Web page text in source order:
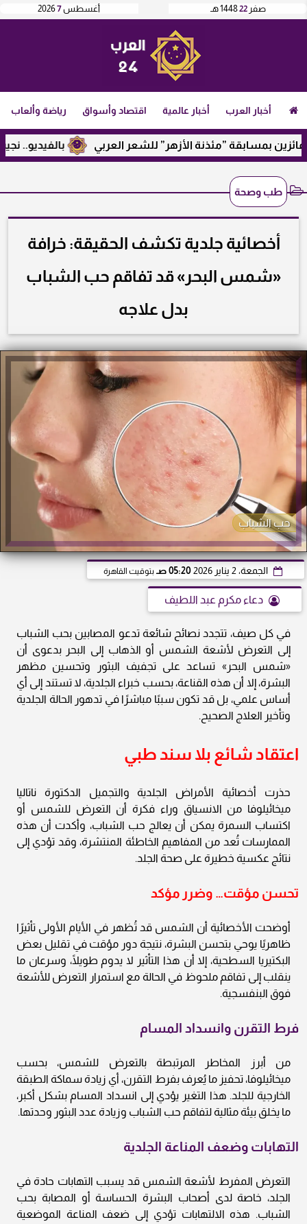
أغسطس7
2026 صفر 221448 هـ
أخبار العرب أخبار عالمية اقتصاد وأسواق رياضة وألعاب
بالفيديو.. نجيب بمسابقة ”مئذنة الأزهر” للشعر العربي
طب وصحة
أخصائية جلدية تكشف الحقيقة: خرافة
«شمس البحر» قد تفاقم حب الشباب
بدل علاجه
حب الشباب
الجمعة، 2 يناير 2026 05:20 صـ بتوقيت القاهرة
دعاء مكرم عبد اللطيف
في كل صيف، تتجدد نصائح شائعة تدعو المصابين بحب الشباب
إلى التعرض لأشعة الشمس أو الذهاب إلى البحر بدعوى أن
«شمس البحر» تساعد على تجفيف البثور وتحسين مظهر
البشرة، إلا أن هذه القناعة، بحسب خبراء الجلدية، لا تستند إلى أي
أساس علمي، بل قد تكون سببًا مباشرًا في تدهور الحالة الجلدية
وتأخير العلاج الصحيح.
اعتقاد شائع بلا سند طبي
حذرت أخصائية الأمراض الجلدية والتجميل الدكتورة ناتاليا
ميخائيلوفا من الانسياق وراء فكرة أن التعرض للشمس أو
اكتساب السمرة يمكن أن يعالج حب الشباب، وأكدت أن هذه
الممارسات تُعد من المفاهيم الخاطئة المنتشرة، وقد تؤدي إلى
نتائج عكسية خطيرة على صحة الجلد.
تحسن مؤقت… وضرر مؤكد
أوضحت الأخصائية أن الشمس قد تُظهر في الأيام الأولى تأثيرًا
ظاهريًا يوحي بتحسن البشرة، نتيجة دور مؤقت في تقليل بعض
البكتيريا السطحية، إلا أن هذا التأثير لا يدوم طويلًا، وسرعان ما
ينقلب إلى تفاقم ملحوظ في الحالة مع استمرار التعرض للأشعة
فوق البنفسجية.
فرط التقرن وانسداد المسام
من أبرز المخاطر المرتبطة بالتعرض للشمس، بحسب
ميخائيلوفا، تحفيز ما يُعرف بفرط التقرن، أي زيادة سماكة الطبقة
الخارجية للجلد. هذا التغير يؤدي إلى انسداد المسام بشكل أكبر،
ما يخلق بيئة مثالية لتفاقم حب الشباب وزيادة عدد البثور وحدتها.
التهابات وضعف المناعة الجلدية
التعرض المفرط لأشعة الشمس قد يسبب التهابات حادة في
الجلد، خاصة لدى أصحاب البشرة الحساسة أو المصابة بحب
الشباب. هذه الالتهابات تؤدي إلى ضعف المناعة الموضعية